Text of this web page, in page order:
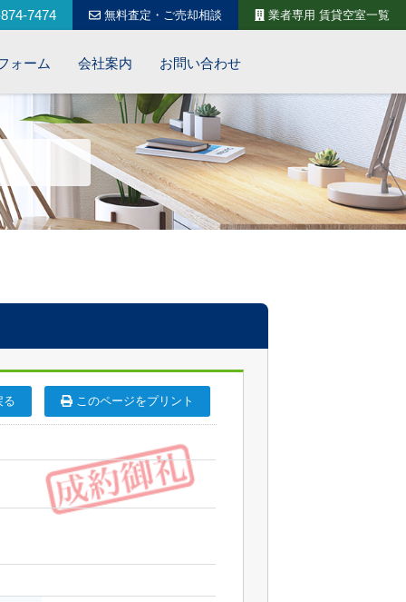
7474 無料査定・ご売却相談 業者専用 賃貸空室一覧
ォーム 会社案内 お問い合わせ
このページをプリント
る